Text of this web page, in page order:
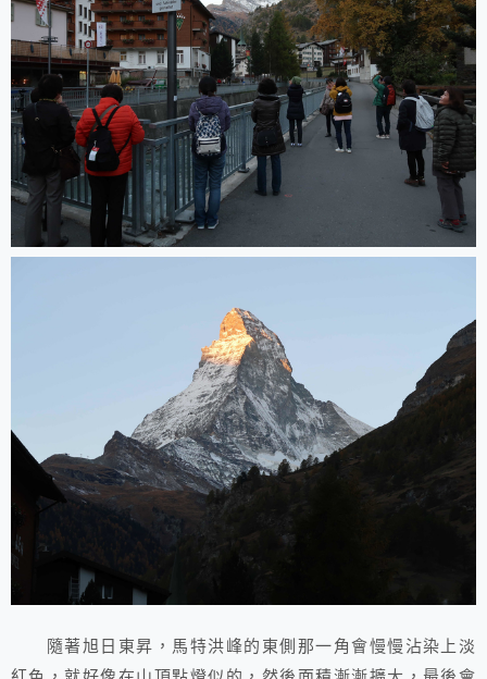
隨著旭日東昇，馬特洪峰的東側那一角會慢慢沾染上淡